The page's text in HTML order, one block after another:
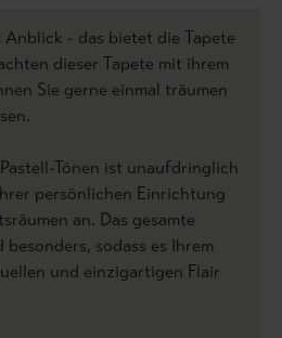
Anblick - das bietet die Tapete
dieser Tapete mit ihrem
Sie gerne einmal träumen
Tönen ist unaufdringlich
persönlichen Einrichtung
an. Das gesamte
sodass es Ihrem
und einzigartigen Flair